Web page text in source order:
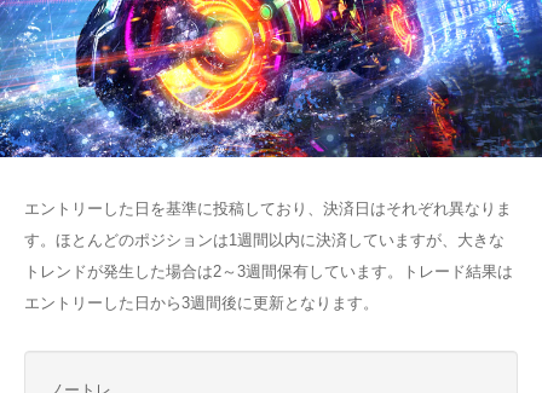
エントリーした日を基準に投稿しており、決済日はそれぞれ異なりま
す。ほとんどのポジションは1週間以内に決済していますが、大きな
トレンドが発生した場合は2～3週間保有しています。トレード結果は
エントリーした日から3週間後に更新となります。
CONTACT